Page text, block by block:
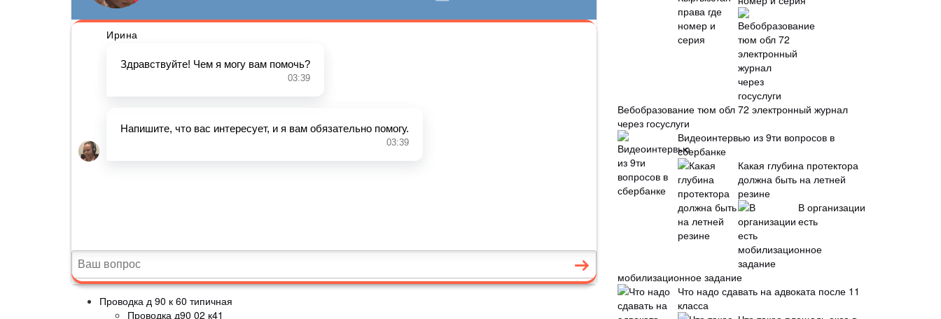
Проводка д 90 к 60 типичная
Проводка д90 02 к41
Вебобразование тюм обл 72 электронный журнал
через госуслуги
Видеоинтервью из 9ти вопросов в
сбербанке
Какая глубина протектора
должна быть на летней
резине
В организации
есть
мобилизационное задание
Что надо сдавать на адвоката после 11
класса